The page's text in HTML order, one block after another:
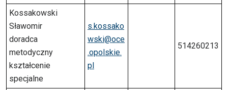
Kossakowski
Sławomir
doradca
metodyczny
kształcenie
specjalne
s.kossako
wski@oce
.opolskie.
pl
514260213